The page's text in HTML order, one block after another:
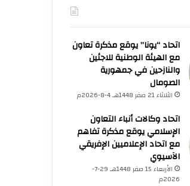
اتحاد “يونا” يوقع مذكرة تعاون
مع الهيئة الوطنية للاجئين
والنازحين في جمهورية
الصومال
الثلاثاء 21 صفر 1448هـ 4-8-2026م
اتحاد وكالات أنباء التعاون
الإسلامي يوقع مذكرة تفاهم
مع اتحاد الإعلاميين الإفريقي
الآسيوي
الأربعاء 15 صفر 1448هـ 29-7-
2026م